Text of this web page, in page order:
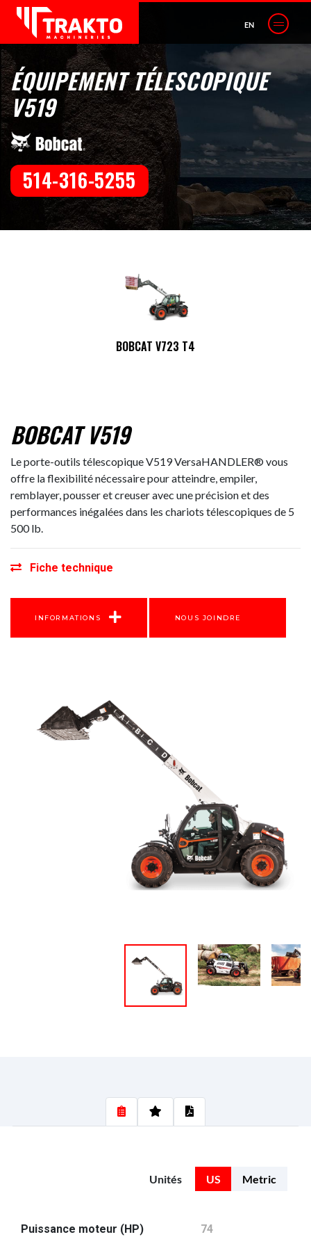
EN
ÉQUIPEMENT TÉLESCOPIQUE
V519
514-316-5255
BOBCAT V723 T4
BOBCAT V519
Le porte-outils télescopique V519 VersaHANDLER® vous
offre la flexibilité nécessaire pour atteindre, empiler,
remblayer, pousser et creuser avec une précision et des
performances inégalées dans les chariots télescopiques de 5
500 lb.
Fiche technique
INFORMATIONS NOUS JOINDRE
Unités US Metric
Puissance moteur (HP) 74